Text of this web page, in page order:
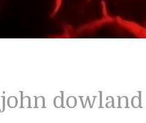
john dowland